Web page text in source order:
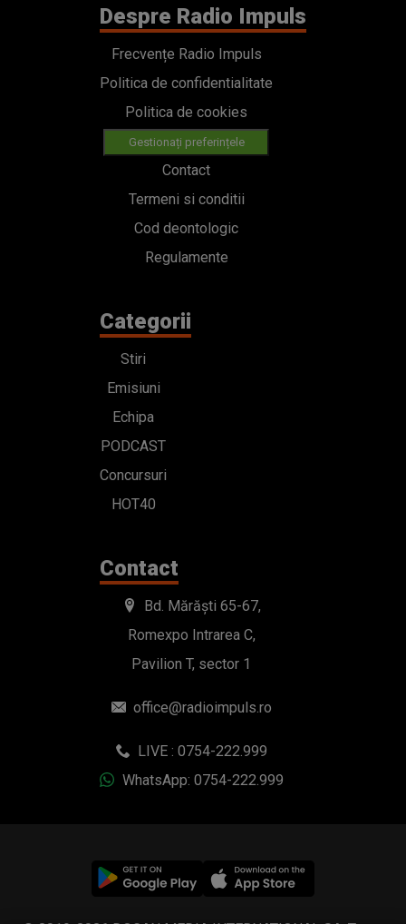
Despre Radio Impuls
Frecvențe Radio Impuls
Politica de confidentialitate
Politica de cookies
Gestionați preferințele
Contact
Termeni si conditii
Cod deontologic
Regulamente
Categorii
Stiri
Emisiuni
Echipa
PODCAST
Concursuri
HOT40
Contact
Bd. Mărăști 65-67,
Romexpo Intrarea C,
Pavilion T, sector 1
office@radioimpuls.ro
LIVE : 0754-222.999
WhatsApp: 0754-222.999